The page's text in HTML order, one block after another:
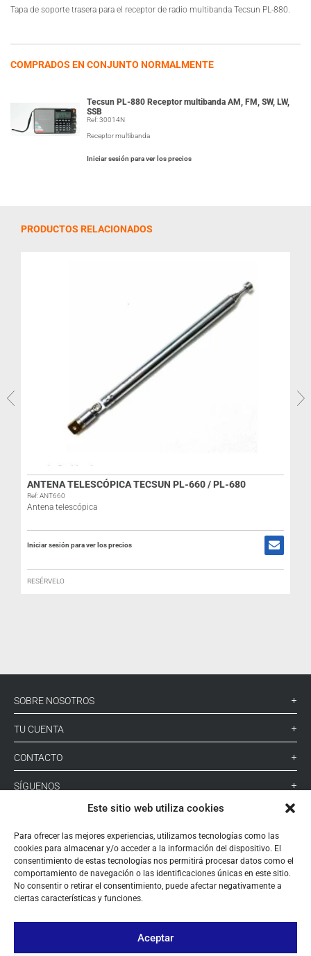
Este sitio web utiliza cookies
Para ofrecer las mejores experiencias, utilizamos tecnologías como las
cookies para almacenar y/o acceder a la información del dispositivo. El
consentimiento de estas tecnologías nos permitirá procesar datos como el
comportamiento de navegación o las identificaciones únicas en este sitio.
No consentir o retirar el consentimiento, puede afectar negativamente a
ciertas características y funciones.
Aceptar
Tapa de soporte trasera para el receptor de radio multibanda Tecsun PL-880.
COMPRADOS EN CONJUNTO NORMALMENTE
Tecsun PL-880 Receptor multibanda AM, FM, SW, LW,
SSB
Ref: 30014N
Receptor multibanda
Iniciar sesión para ver los precios
PRODUCTOS RELACIONADOS
ANTENA TELESCÓPICA TECSUN PL-660 / PL-680
Ref: ANT660
Antena telescópica
Iniciar sesión para ver los precios
RESÉRVELO
SOBRE NOSOTROS
TU CUENTA
CONTACTO
SÍGUENOS
+ 34 933 348 800
info@pihernz.com
Linkedin
Instagram